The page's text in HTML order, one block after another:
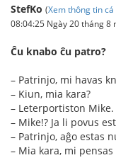
StefKo (Xem thông tin cá
08:04:25 Ngày 20 tháng 8
Ĉu knabo ĉu patro?
– Patrinjo, mi havas
– Kiun, mia kara?
– Leterportiston Mike.
– Mike!? Ja li povus
– Patrinjo, aĝo estas
– Mia kara, mi